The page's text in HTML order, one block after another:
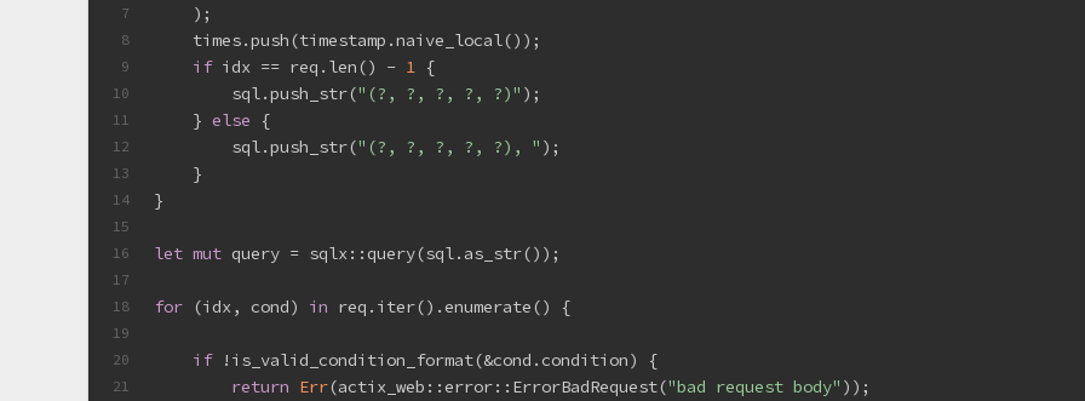
7
8
9
10
11
12
13
14
15
16
17
18
19
20
21
    );
    times.push(timestamp.naive_local());
if idx == req.len() - 1 {
        sql.push_str(
"(?, ?, ?, ?, ?)" );
    }
else {
        sql.push_str(
"(?, ?, ?, ?, ?), " );
    }
}
let mut query = sqlx::query(sql.as_str());
for (idx, cond) in req.iter().enumerate() {
if !is_valid_condition_format(&cond.condition) {
return Err(actix_web::error::ErrorBadRequest("bad request body" ));